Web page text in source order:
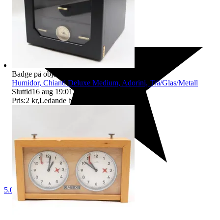
5.0
Badge på objektet:
Humidor, Chianti Deluxe Medium, Adorini, Trä/Glas/Metall
Sluttid16 aug 19:01.
Pris:2 kr,Ledande bud